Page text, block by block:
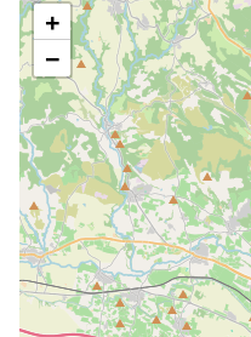
+
−